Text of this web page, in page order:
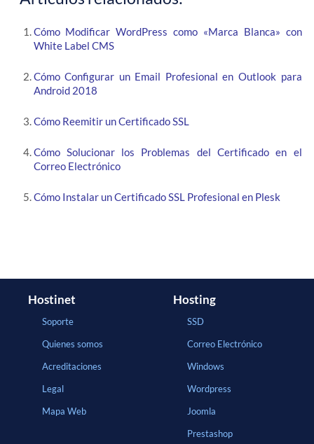
Cómo Modificar WordPress como «Marca Blanca» con
White Label CMS
Cómo Configurar un Email Profesional en Outlook para
Android 2018
Cómo Reemitir un Certificado SSL
Cómo Solucionar los Problemas del Certificado en el
Correo Electrónico
Cómo Instalar un Certificado SSL Profesional en Plesk
Hostinet
Soporte
Quienes somos
Acreditaciones
Legal
Mapa Web
Hosting
SSD
Correo Electrónico
Windows
Wordpress
Joomla
Prestashop